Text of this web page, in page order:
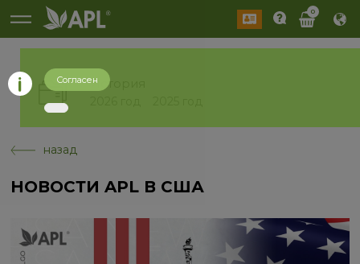
0
История
назад
НОВОСТИ APL В США
Согласен